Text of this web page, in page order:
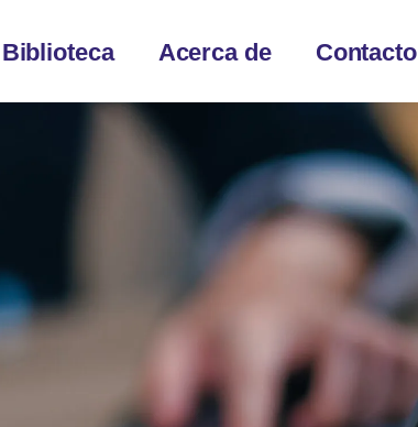
Biblioteca Acerca de Contacto